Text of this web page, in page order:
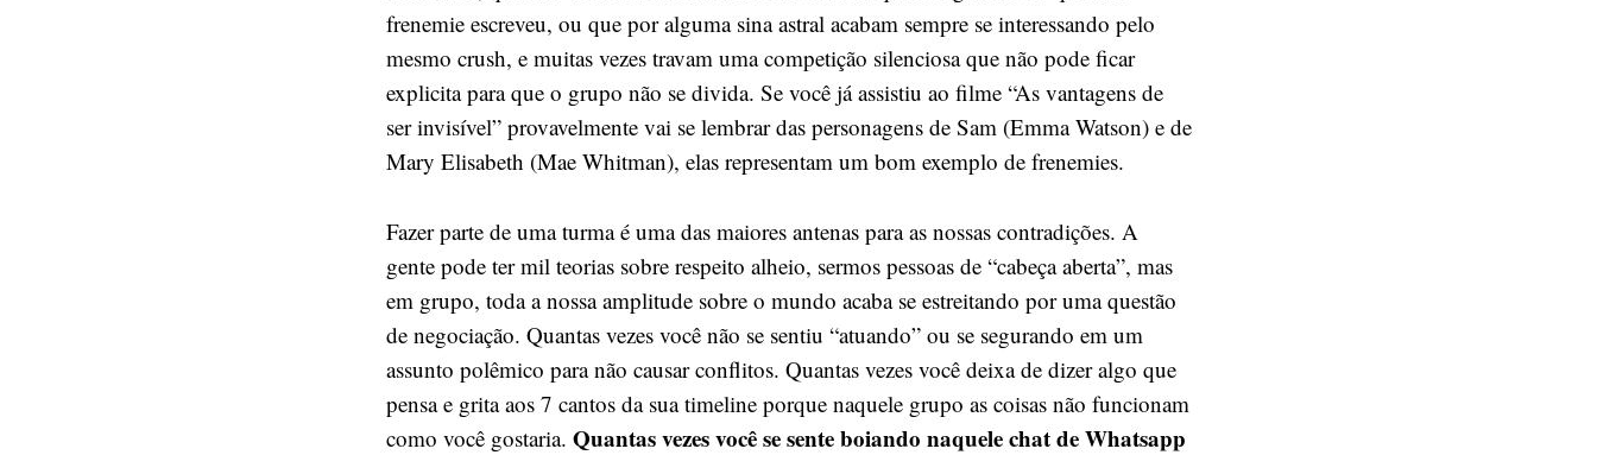
frenemie escreveu, ou que por alguma sina astral acabam sempre se interessando pelo
mesmo crush, e muitas vezes travam uma competição silenciosa que não pode ficar
explicita para que o grupo não se divida. Se você já assistiu ao filme “As vantagens de
ser invisível” provavelmente vai se lembrar das personagens de Sam (Emma Watson) e de
Mary Elisabeth (Mae Whitman), elas representam um bom exemplo de frenemies.
Fazer parte de uma turma é uma das maiores antenas para as nossas contradições. A
gente pode ter mil teorias sobre respeito alheio, sermos pessoas de “cabeça aberta”, mas
em grupo, toda a nossa amplitude sobre o mundo acaba se estreitando por uma questão
de negociação. Quantas vezes você não se sentiu “atuando” ou se segurando em um
assunto polêmico para não causar conflitos. Quantas vezes você deixa de dizer algo que
pensa e grita aos 7 cantos da sua timeline porque naquele grupo as coisas não funcionam
como você gostaria. Quantas vezes você se sente boiando naquele chat de Whatsapp